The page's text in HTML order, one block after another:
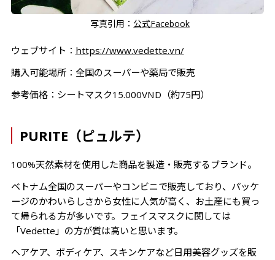
写真引用： 公式Facebook
ウェブサイト： https://www.vedette.vn/
購入可能場所：全国のスーパーや薬局で販売
参考価格：シートマスク15.000VND（約75円）
PURITE（ピュルテ）
100%天然素材を使用した商品を製造・販売するブランド。
ベトナム全国のスーパーやコンビニで販売しており、パッケ
ージのかわいらしさから女性に人気が高く、お土産にも買っ
て帰られる方が多いです。フェイスマスクに関しては
「Vedette」の方が質は高いと思います。
ヘアケア、ボディケア、スキンケアなど日用美容グッズを販